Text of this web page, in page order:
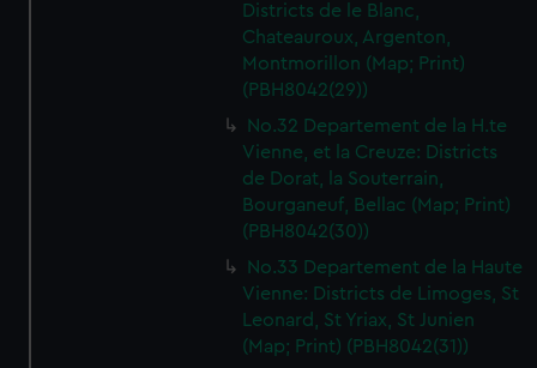
Districts de le Blanc,
Chateauroux, Argenton,
Montmorillon (Map; Print)
(PBH8042(29))
No.32 Departement de la H.te
Vienne, et la Creuze: Districts
de Dorat, la Souterrain,
Bourganeuf, Bellac (Map; Print)
(PBH8042(30))
No.33 Departement de la Haute
Vienne: Districts de Limoges, St
Leonard, St Yriax, St Junien
(Map; Print) (PBH8042(31))